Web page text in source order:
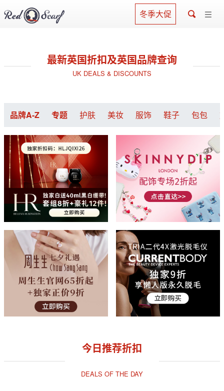
冬季大促
最新英国折扣及英国品牌查询
UK DEALS & DISCOUNTS
品牌A-Z 专题 护肤 美妆 服饰 鞋子 包包
今日推荐折扣
DEALS OF THE DAY